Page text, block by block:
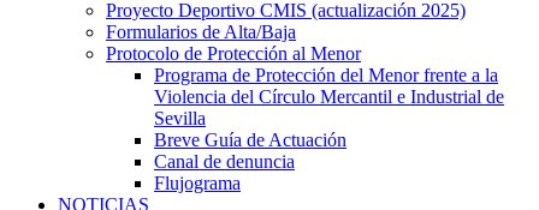
Proyecto Deportivo CMIS (actualización 2025)
Formularios de Alta/Baja
Protocolo de Protección al Menor
Programa de Protección del Menor frente a la
Violencia del Círculo Mercantil e Industrial de
Sevilla
Breve Guía de Actuación
Canal de denuncia
Flujograma
NOTICIAS